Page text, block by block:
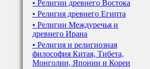
• Религии древнего Востока
• Религия древнего Египта
• Религии Междуречья и
древнего Ирана
• Религия и религиозная
философия Китая, Тибета,
Монголии, Японии и Кореи